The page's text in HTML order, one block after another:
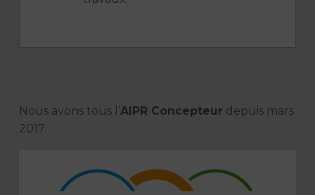
Nous avons tous l’AIPR Concepteur depuis mars
2017.